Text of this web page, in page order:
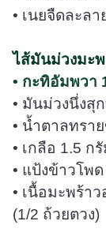
• เนยจืดละล
ไส้มันม่วงมะ
• กะทิอัมพวา
• มันม่วงนึ่งสุ
• น้ำตาลทรา
• เกลือ 1.5 ก
• แป้งข้าวโพ
• เนื้อมะพร้า
(1/2 ถ้วยตวง)